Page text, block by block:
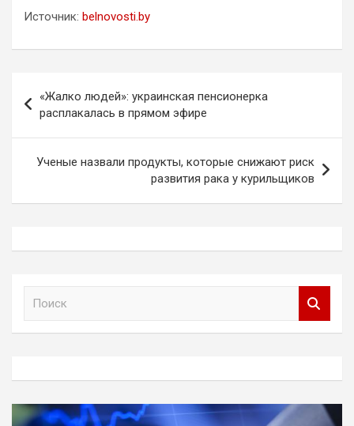
Источник: belnovosti.by
по
записям
«Жалко людей»: украинская пенсионерка
расплакалась в прямом эфире
Ученые назвали продукты, которые снижают риск
развития рака у курильщиков